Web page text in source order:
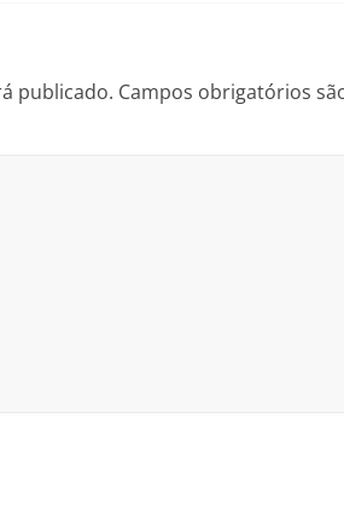
publicado. Campos obrigatórios